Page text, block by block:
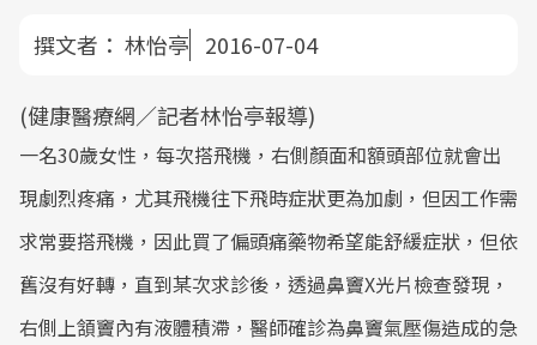
撰文者： 林怡亭 2016-07-04
(健康醫療網／記者林怡亭報導)
一名30歲女性，每次搭飛機，右側顏面和額頭部位就會出
現劇烈疼痛，尤其飛機往下飛時症狀更為加劇，但因工作需
求常要搭飛機，因此買了偏頭痛藥物希望能舒緩症狀，但依
舊沒有好轉，直到某次求診後，透過鼻竇X光片檢查發現，
右側上頷竇內有液體積滯，醫師確診為鼻竇氣壓傷造成的急